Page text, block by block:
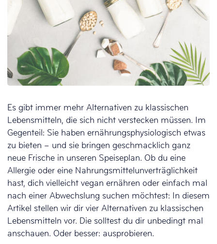
Es gibt immer mehr Alternativen zu klassischen
Lebensmitteln, die sich nicht verstecken müssen. Im
Gegenteil: Sie haben ernährungsphysiologisch etwas
zu bieten – und sie bringen geschmacklich ganz
neue Frische in unseren Speiseplan. Ob du eine
Allergie oder eine Nahrungsmittelunverträglichkeit
hast, dich vielleicht vegan ernähren oder einfach mal
nach einer Abwechslung suchen möchtest: In diesem
Artikel stellen wir dir vier Alternativen zu klassischen
Lebensmitteln vor. Die solltest du dir unbedingt mal
anschauen. Oder besser: ausprobieren.